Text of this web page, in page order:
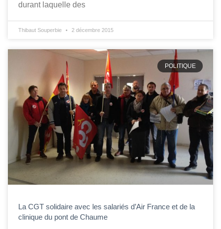
durant laquelle des
Thibaut Souperbie 2 décembre 2015
POLITIQUE
La CGT solidaire avec les salariés d’Air France et de la
clinique du pont de Chaume